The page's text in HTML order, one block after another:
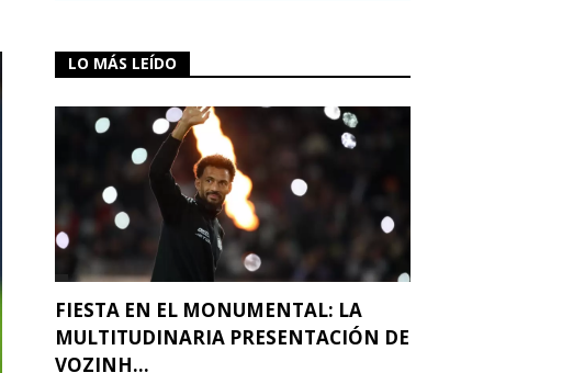
LO MÁS LEÍDO
FIESTA EN EL MONUMENTAL: LA
MULTITUDINARIA PRESENTACIÓN DE
VOZINH...